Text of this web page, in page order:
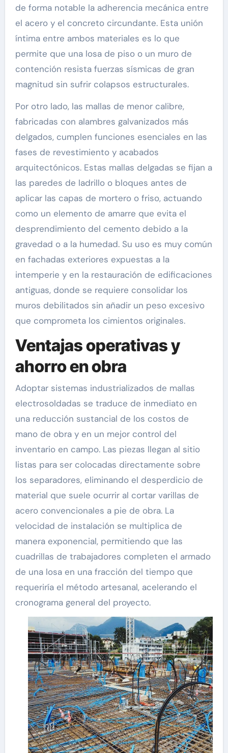
de forma notable la adherencia mecánica entre
el acero y el concreto circundante. Esta unión
íntima entre ambos materiales es lo que
permite que una losa de piso o un muro de
contención resista fuerzas sísmicas de gran
magnitud sin sufrir colapsos estructurales.
Por otro lado, las mallas de menor calibre,
fabricadas con alambres galvanizados más
delgados, cumplen funciones esenciales en las
fases de revestimiento y acabados
arquitectónicos. Estas mallas delgadas se fijan a
las paredes de ladrillo o bloques antes de
aplicar las capas de mortero o friso, actuando
como un elemento de amarre que evita el
desprendimiento del cemento debido a la
gravedad o a la humedad. Su uso es muy común
en fachadas exteriores expuestas a la
intemperie y en la restauración de edificaciones
antiguas, donde se requiere consolidar los
muros debilitados sin añadir un peso excesivo
que comprometa los cimientos originales.
Ventajas operativas y
ahorro en obra
Adoptar sistemas industrializados de mallas
electrosoldadas se traduce de inmediato en
una reducción sustancial de los costos de
mano de obra y en un mejor control del
inventario en campo. Las piezas llegan al sitio
listas para ser colocadas directamente sobre
los separadores, eliminando el desperdicio de
material que suele ocurrir al cortar varillas de
acero convencionales a pie de obra. La
velocidad de instalación se multiplica de
manera exponencial, permitiendo que las
cuadrillas de trabajadores completen el armado
de una losa en una fracción del tiempo que
requeriría el método artesanal, acelerando el
cronograma general del proyecto.